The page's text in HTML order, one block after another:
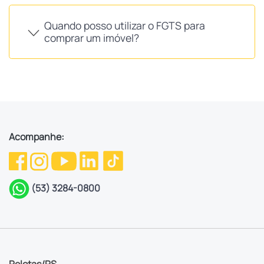
Quando posso utilizar o FGTS para
comprar um imóvel?
Acompanhe:
(53) 3284-0800